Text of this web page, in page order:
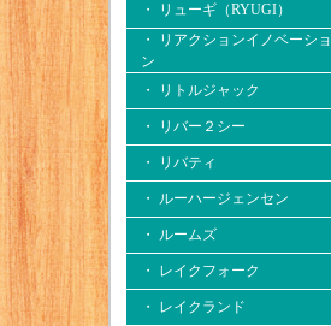
・ リューギ（RYUGI）
・ リアクションイノベーショ
ン
・ リトルジャック
・ リバー２シー
・ リバティ
・ ルーハージェンセン
・ ルームズ
・ レイクフォーク
・ レイクランド